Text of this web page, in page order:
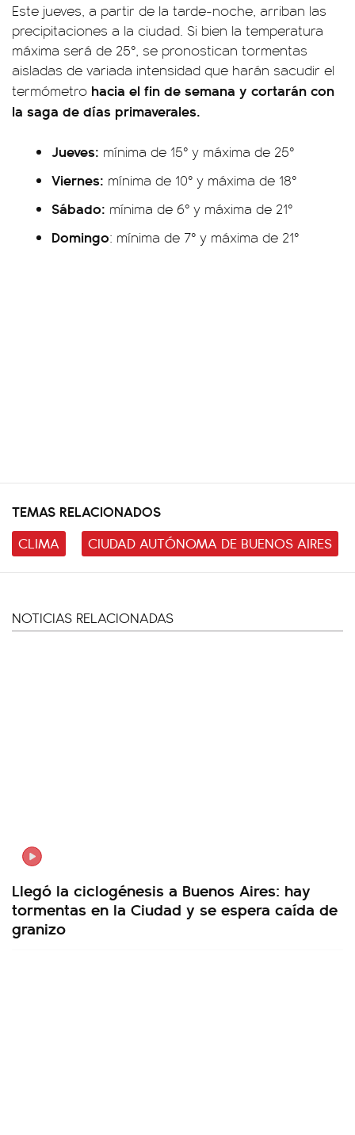
Este jueves, a partir de la tarde-noche, arriban las
precipitaciones a la ciudad. Si bien la temperatura
máxima será de 25°, se pronostican tormentas
aisladas de variada intensidad que harán sacudir el
termómetro hacia el fin de semana y cortarán con
la saga de días primaverales.
Jueves: mínima de 15° y máxima de 25°
Viernes: mínima de 10° y máxima de 18°
Sábado: mínima de 6° y máxima de 21°
Domingo: mínima de 7° y máxima de 21°
TEMAS RELACIONADOS
CLIMA
CIUDAD AUTÓNOMA DE BUENOS AIRES
NOTICIAS RELACIONADAS
Llegó la ciclogénesis a Buenos Aires: hay
tormentas en la Ciudad y se espera caída de
granizo